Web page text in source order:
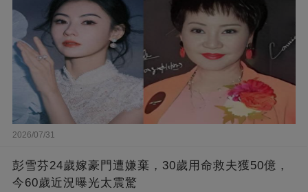
2026/07/31
彭雪芬24歲嫁豪門遭嫌棄，30歲用命救夫獲50億，
今60歲近況曝光太震驚